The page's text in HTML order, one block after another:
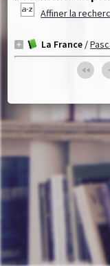
Affiner la
La France /